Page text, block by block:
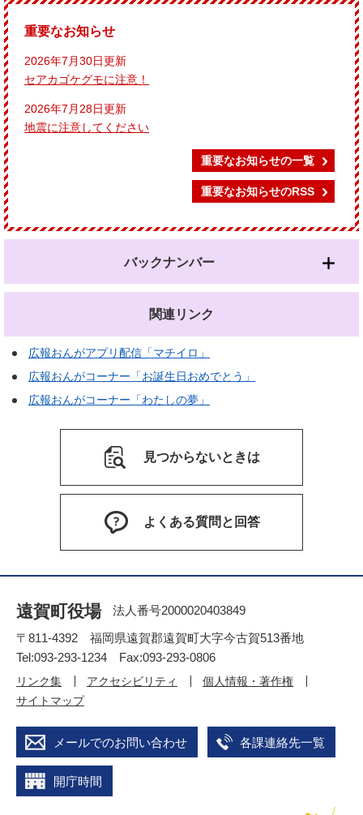
重要なお知らせ
2026年7月30日更新
セアカゴケグモに注意！
2026年7月28日更新
地震に注意してください
重要なお知らせの一覧
重要なお知らせのRSS
バックナンバー
関連リンク
広報おんがアプリ配信「マチイロ」
広報おんがコーナー「お誕生日おめでとう」
広報おんがコーナー「わたしの夢」
見つからないときは
よくある質問と回答
遠賀町役場
法人番号2000020403849
〒811-4392 福岡県遠賀郡遠賀町大字今古賀513番地
Tel:093-293-1234 Fax:093-293-0806
リンク集 アクセシビリティ
個人情報・著作権
サイトマップ
メールでのお問い合わせ 各課連絡先一覧
開庁時間